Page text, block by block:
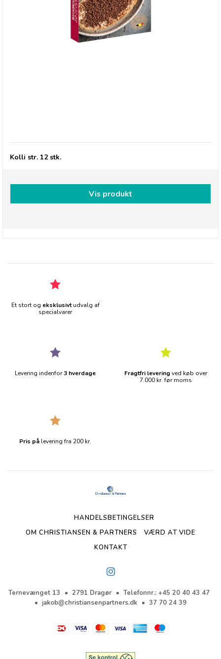
Kolli str. 12 stk.
Vis produkt
Et stort og eksklusivtudvalg af
specialvarer
Levering indenfor3 hverdage Fragtfri levering ved køb over
7.000 kr. før moms
Pris på levering fra 200 kr.
HANDELSBETINGELSER
OM CHRISTIANSEN & PARTNERS
VÆRD AT VIDE
KONTAKT
Ternevænget 13 2791 Dragør Telefonnr.: +45 20 40 43 47
jakob@christiansenpartners.dk
37 70 24 39